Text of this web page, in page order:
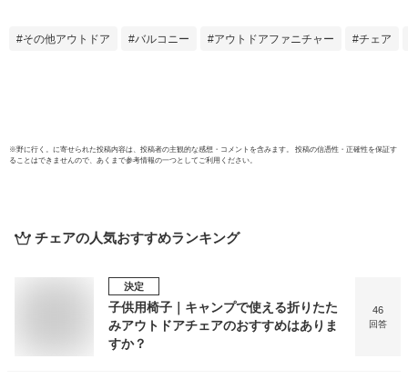
西海岸 籐ラタン風
ソフ
その他アウトドア バルコニー アウトドアファニチャー チェア
※野に行く。 に寄せられた投稿内容は、投稿者の主観的な感想・コメントを含みます。 投稿の信憑性・正確性を保証す
ることはできませんので、あくまで参考情報の一つとしてご利用ください。
チェアの人気おすすめランキング
決定
子供用椅子｜キャンプで使える折りたた
みアウトドアチェアのおすすめはありま
すか？
46
回答